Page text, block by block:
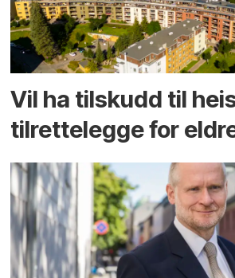
Vil ha tilskudd til
tilrettelegge for